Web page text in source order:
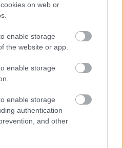
on web or
enable storage
the website or app.
enable storage
enable storage
authentication
and other